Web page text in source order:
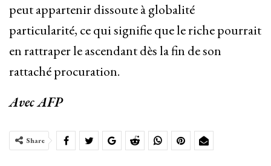
peut appartenir dissoute à globalité
particularité, ce qui signifie que le riche pourrait
en rattraper le ascendant dès la fin de son
rattaché procuration.
Avec AFP
Share